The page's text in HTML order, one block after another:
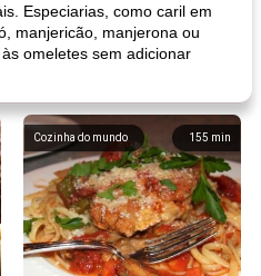
Especiarias, como caril em
manjericão, manjerona ou
omeletes sem adicionar
155 min
Cozinha do mundo